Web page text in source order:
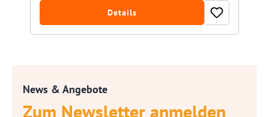
Details
News & Angebote
Zum Newsletter anmelden